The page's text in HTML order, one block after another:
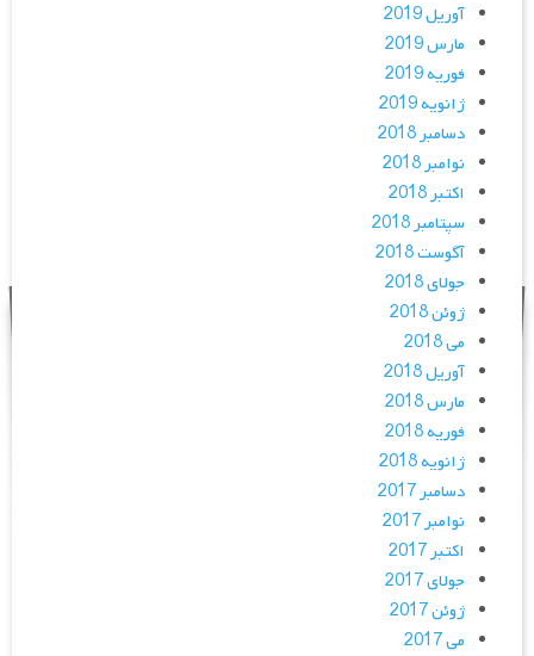
آوریل 2019
مارس 2019
فوریه 2019
ژانویه 2019
دسامبر 2018
نوامبر 2018
اکتبر 2018
سپتامبر 2018
آگوست 2018
جولای 2018
ژوئن 2018
می 2018
آوریل 2018
مارس 2018
فوریه 2018
ژانویه 2018
دسامبر 2017
نوامبر 2017
اکتبر 2017
جولای 2017
ژوئن 2017
می 2017